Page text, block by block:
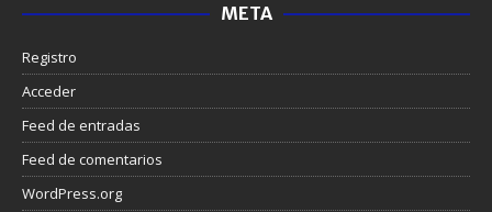
META
Registro
Acceder
Feed de entradas
Feed de comentarios
WordPress.org